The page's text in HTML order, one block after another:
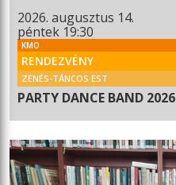
2026. augusztus 14.
péntek 19:30
KMO
RENDEZVÉNY
ZENÉS-TÁNCOS EST
PARTY DANCE BAND 2026